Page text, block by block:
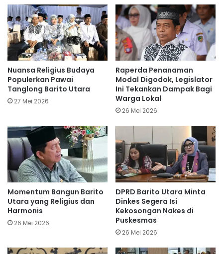
Nuansa Religius Budaya
Populerkan Pawai
Tanglong Barito Utara
27 Mei 2026
Raperda Penanaman
Modal Digodok, Legislator
Ini Tekankan Dampak Bagi
Warga Lokal
26 Mei 2026
Momentum Bangun Barito
Utara yang Religius dan
Harmonis
26 Mei 2026
DPRD Barito Utara Minta
Dinkes Segera Isi
Kekosongan Nakes di
Puskesmas
26 Mei 2026